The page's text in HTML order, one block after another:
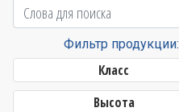
Фильтр продукции:
Класс
Высота